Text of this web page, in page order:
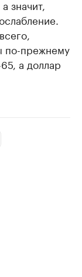
значит,
по-прежнему
а доллар